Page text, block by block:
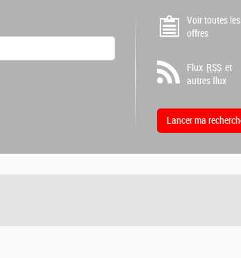
Voir toutes les
offres
Flux RSS et
autres flux